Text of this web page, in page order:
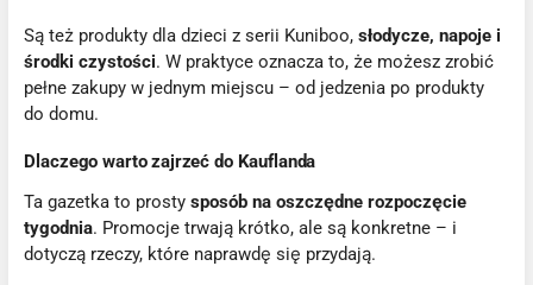
Są też produkty dla dzieci z serii Kuniboo,słodycze, napoje i
środki czystości. W praktyce oznacza to, że możesz zrobić
pełne zakupy w jednym miejscu – od jedzenia po produkty
do domu.
Dlaczego warto zajrzeć do Kauflanda
Ta gazetka to prostysposób na oszczędne rozpoczęcie
tygodnia. Promocje trwają krótko, ale są konkretne – i
dotyczą rzeczy, które naprawdę się przydają.